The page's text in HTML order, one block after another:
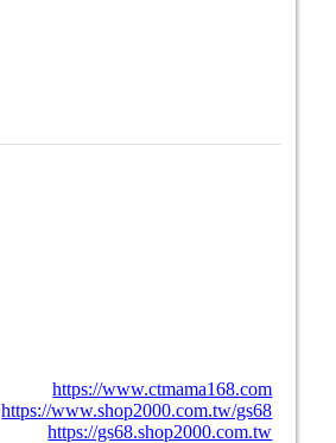
https://www.ctmama168.com
https://www.shop2000.com.tw/gs68
https://gs68.shop2000.com.tw